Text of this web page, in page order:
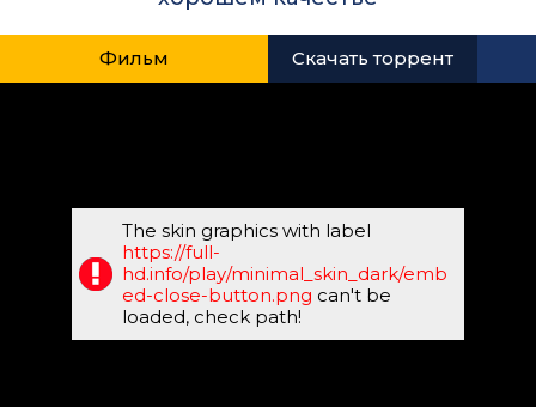
Фильм Скачать торрент
The skin graphics with label
https://full-
hd.info/play/minimal_skin_dark/emb
ed-close-button.png can't be
loaded, check path!